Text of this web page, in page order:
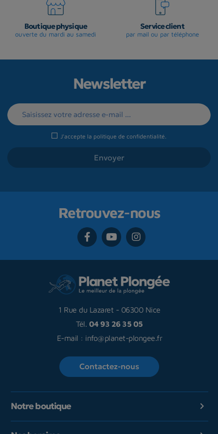
Boutique physique
ouverte du mardi au samedi
Service client
par mail ou par téléphone
Newsletter
J'accepte la politique de confidentialité
Retrouvez-nous
1 Rue du Lazaret - 06300 Nice
Tél. 04 93 26 35 05
E-mail : info@planet-plongee.fr
Contactez-nous
Notre boutique 